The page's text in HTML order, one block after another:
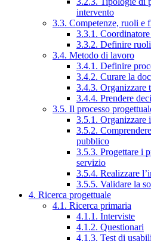
intervento
3.3. Competenze, ruoli e
3.3.1.
3.3.2. Definire
3.4. Metodo di lavoro
3.4.1. Definire
3.4.2. Curare la
3.4.3. Organizzare
3.4.4. Prendere
3.5. Il processo
3.5.1. Organizzare
3.5.2.
pubblico
3.5.3. Progettare i
servizio
3.5.4. Realizzare
3.5.5. Validare la
4. Ricerca progettuale
4.1. Ricerca primaria
4.1.1. Interviste
4.1.2. Questionari
4.1.3. Test di